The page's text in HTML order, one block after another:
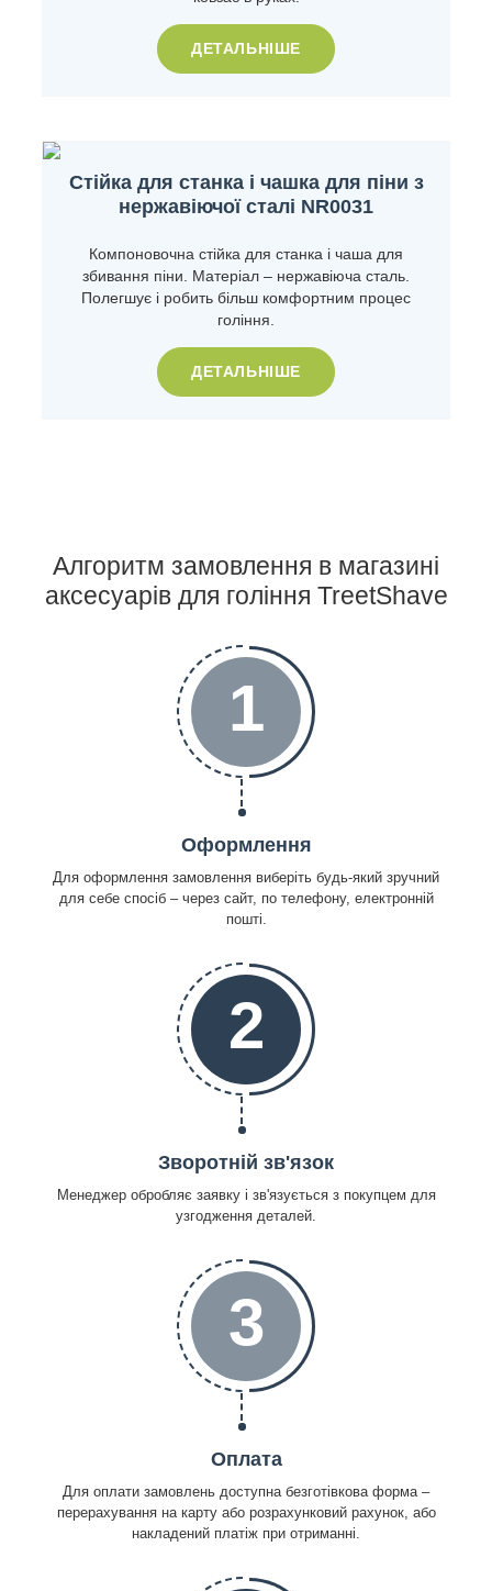
ДЕТАЛЬНІШЕ
Стійка для станка і чашка для піни з
нержавіючої сталі NR0031
Компоновочна стійка для станка і чаша для
збивання піни. Матеріал – нержавіюча сталь.
Полегшує і робить більш комфортним процес
гоління.
ДЕТАЛЬНІШЕ
Алгоритм замовлення в магазині
аксесуарів для гоління TreetShave
1
Оформлення
Для оформлення замовлення виберіть будь-який зручний
для себе спосіб – через сайт, по телефону, електронній
пошті.
2
Зворотній зв'язок
Менеджер обробляє заявку і зв'язується з покупцем для
узгодження деталей.
3
Оплата
Для оплати замовлень доступна безготівкова форма –
перерахування на карту або розрахунковий рахунок, або
накладений платіж при отриманні.